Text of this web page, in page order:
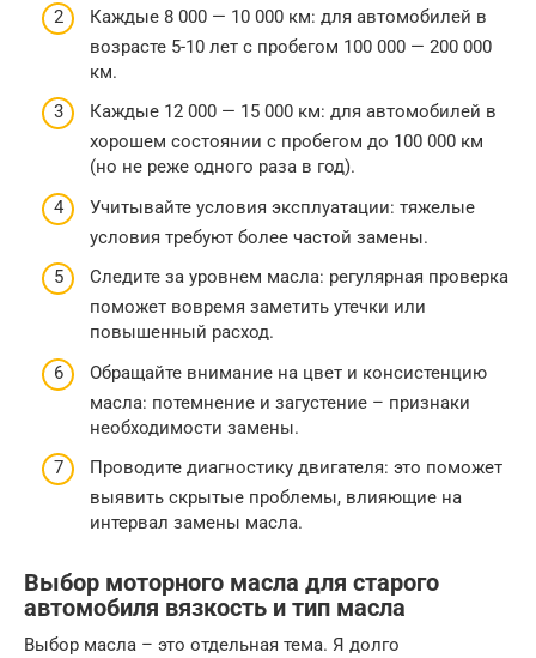
Каждые 8 000 — 10 000 км: для автомобилей в
возрасте 5-10 лет с пробегом 100 000 — 200 000
км.
Каждые 12 000 — 15 000 км: для автомобилей в
хорошем состоянии с пробегом до 100 000 км
(но не реже одного раза в год).
Учитывайте условия эксплуатации: тяжелые
условия требуют более частой замены.
Следите за уровнем масла: регулярная проверка
поможет вовремя заметить утечки или
повышенный расход.
Обращайте внимание на цвет и консистенцию
масла: потемнение и загустение – признаки
необходимости замены.
Проводите диагностику двигателя: это поможет
выявить скрытые проблемы, влияющие на
интервал замены масла.
Выбор моторного масла для старого
автомобиля вязкость и тип масла
Выбор масла – это отдельная тема. Я долго